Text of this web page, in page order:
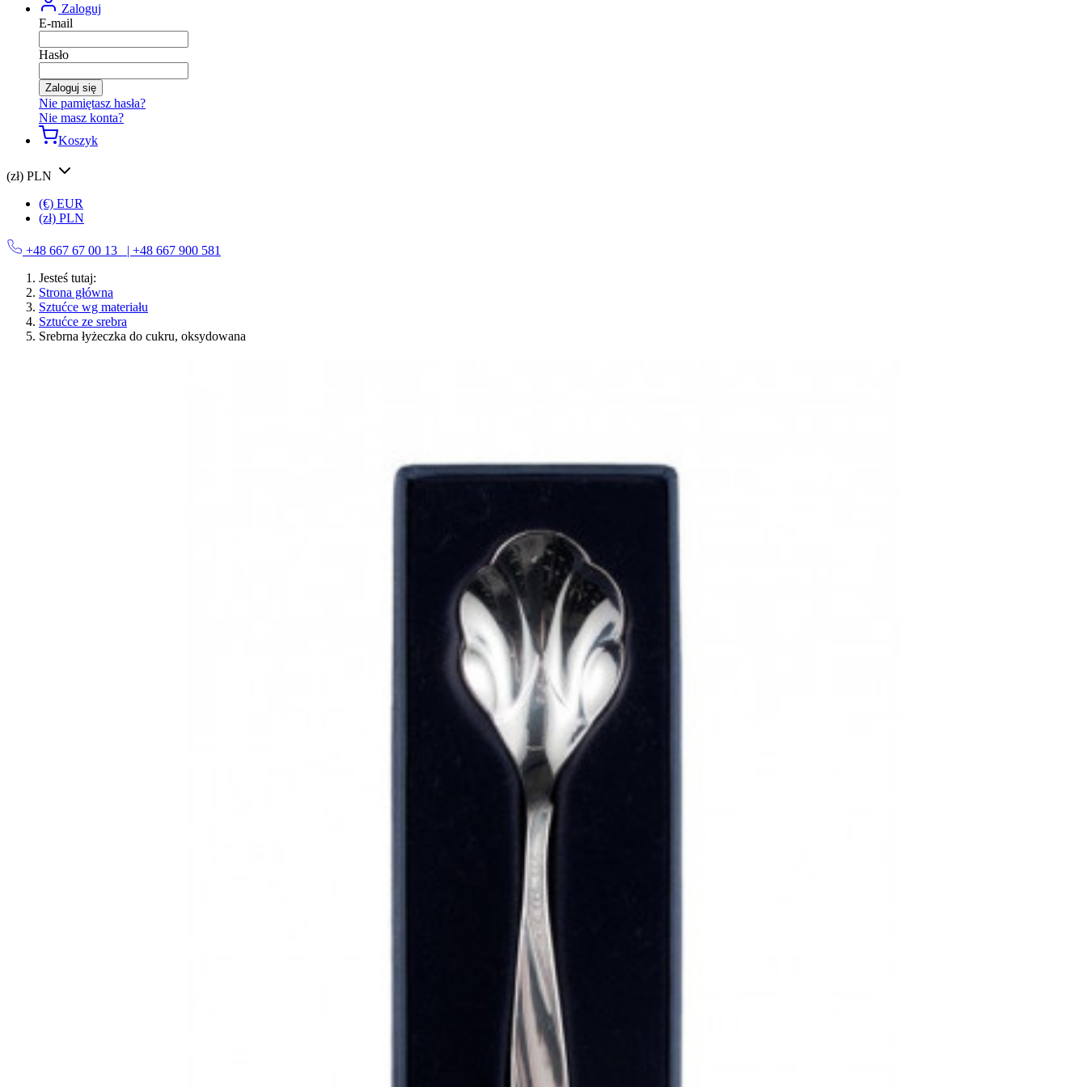
Zaloguj
E-mail
Hasło
Zaloguj się
Nie pamiętasz hasła?
Nie masz konta?
Koszyk
(zł) PLN
(€) EUR
(zł) PLN
+48 667 67 00 13
| +48 667 900 581
Jesteś tutaj:
Strona główna
Sztućce wg materiału
Sztućce ze srebra
Srebrna łyżeczka do cukru, oksydowana